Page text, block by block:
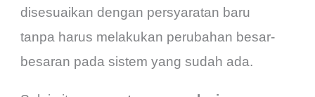
disesuaikan dengan persyaratan baru
tanpa harus melakukan perubahan besar-
besaran pada sistem yang sudah ada.